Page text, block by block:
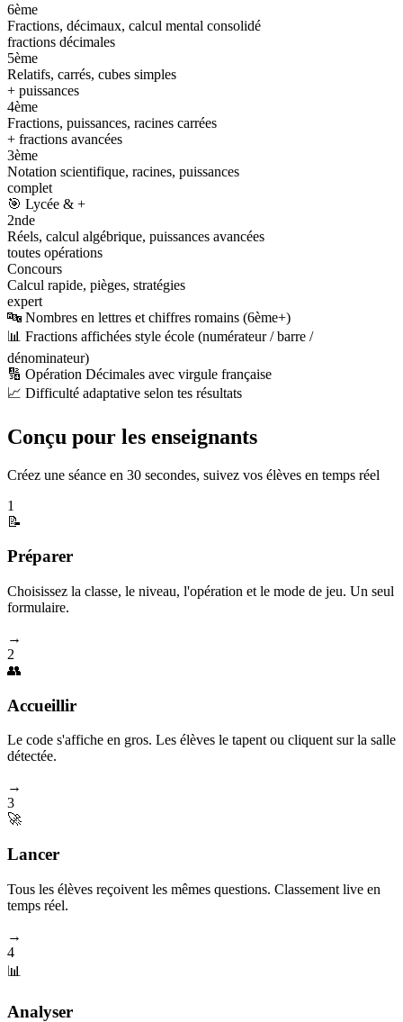
6ème
Fractions, décimaux, calcul mental consolidé
fractions décimales
5ème
Relatifs, carrés, cubes simples
+ puissances
4ème
Fractions, puissances, racines carrées
+ fractions avancées
3ème
Notation scientifique, racines, puissances
complet
🎯 Lycée & +
2nde
Réels, calcul algébrique, puissances avancées
toutes opérations
Concours
Calcul rapide, pièges, stratégies
expert
🔤 Nombres en lettres et chiffres romains (6ème+)
📊 Fractions affichées style école (numérateur / barre /
dénominateur)
🔢 Opération Décimales avec virgule française
📈 Difficulté adaptative selon tes résultats
Conçu pour les enseignants
Créez une séance en 30 secondes, suivez vos élèves en temps réel
1
📝
Préparer
Choisissez la classe, le niveau, l'opération et le mode de jeu. Un seul
formulaire.
→
2
👥
Accueillir
Le code s'affiche en gros. Les élèves le tapent ou cliquent sur la salle
détectée.
→
3
🚀
Lancer
Tous les élèves reçoivent les mêmes questions. Classement live en
temps réel.
→
4
📊
Analyser